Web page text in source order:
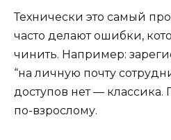
Технически это самый
часто делают ошибки,
чинить. Например:
“на личную почту
доступов нет — классика.
по-взрослому.